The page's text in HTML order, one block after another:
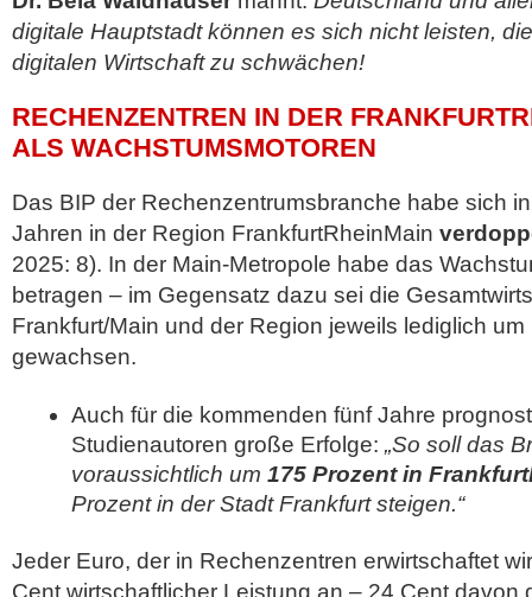
digitale Hauptstadt können es sich nicht leisten,
digitalen Wirtschaft zu schwächen!
RECHENZENTREN IN DER
ALS WACHSTUMSMOTOREN
Das BIP der Rechenzentrumsbranche habe sich
Jahren in der Region FrankfurtRheinMain
2025: 8). In der Main-Metropole habe das
betragen – im Gegensatz dazu sei die
Frankfurt/Main und der Region jeweils lediglich
gewachsen.
Auch für die kommenden fünf Jahre
Studienautoren große Erfolge: „So soll das
voraussichtlich um 175 Prozent in
Prozent in der Stadt Frankfurt steigen.“
Jeder Euro, der in Rechenzentren erwirtschaftet
Cent wirtschaftlicher Leistung an – 24 Cent davon